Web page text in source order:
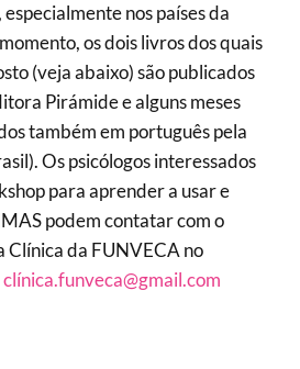
nos países da
os dois livros dos quais
(veja abaixo) são publicados
Pirámide e alguns meses
também em português pela
Os psicólogos interessados
para aprender a usar e
podem contatar com o
Clínica da FUNVECA no
clínica.funveca@gmail.com